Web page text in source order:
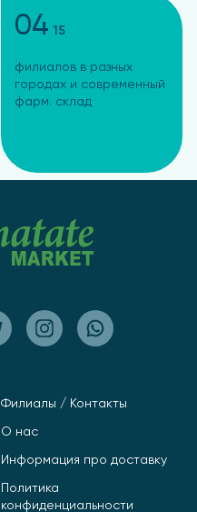
04 15
филиалов в разных
городах и современный
фарм. склад
Филиалы / Контакты
О нас
Информация про доставку
Политика
конфиденциальности